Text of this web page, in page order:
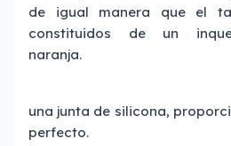
de igual manera que el
constituidos de un
naranja.
una junta de silicona,
perfecto.